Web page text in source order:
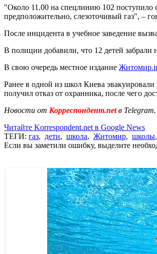
"Около 11.00 на спецлинию 102 поступило
предположительно, слезоточивый газ", –
После инцидента в учебное заведение
В полиции добавили, что 12 детей забрали
В свою очередь местное издание
Ранее в одной из школ Киева эвакуировали
получил отказ от охранника, после чего
Новости от Корреспондент.netв
Читайте Korrespondent.net в Google News
ТЕГИ: газ, дети, школа, Житомир, школы,
Если вы заметили ошибку, выделите